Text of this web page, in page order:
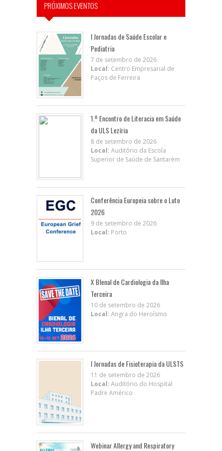
PRÓXIMOS EVENTOS
I Jornadas de Saúde Escolar e
Pediatria
7 de setembro de 2026
Local: Centro Empresarial de
Paços de Ferreira
1.º Encontro de Literacia em Saúde
da ULS Lezíria
8 de setembro de 2026
Local: Auditório da Escola
Superior de Saúde de Santarém
Conferência Europeia sobre o Luto
2026
9 de setembro de 2026
Local: Porto
X BIenal de Cardiologia da Ilha
Terceira
10 de setembro de 2026
Local: Angra do Heroísmo
I Jornadas de Fisioterapia da ULSTS
11 de setembro de 2026
Local: Auditório do Hospital
Padre Américo
Webinar Allergy and Respiratory